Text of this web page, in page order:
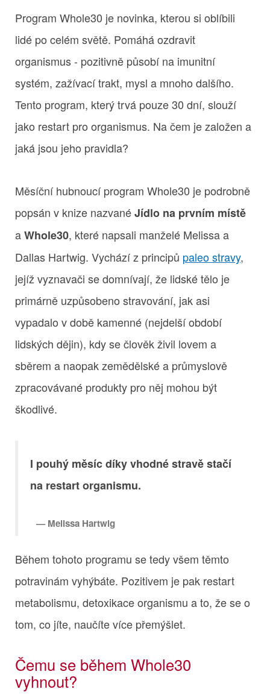
Program Whole30 je novinka, kterou si oblíbili
lidé po celém světě. Pomáhá ozdravit
organismus - pozitivně působí na imunitní
systém, zažívací trakt, mysl a mnoho dalšího.
Tento program, který trvá pouze 30 dní, slouží
jako restart pro organismus. Na čem je založen a
jaká jsou jeho pravidla?
Měsíční hubnoucí program Whole30 je podrobně
popsán v knize nazvanéJídlo na prvním místě
aWhole30, které napsali manželé Melissa a
Dallas Hartwig. Vychází z principů paleo stravy,
jejíž vyznavači se domnívají, že lidské tělo je
primárně uzpůsobeno stravování, jak asi
vypadalo v době kamenné (nejdelší období
lidských dějin), kdy se člověk živil lovem a
sběrem a naopak zemědělské a průmyslově
zpracovávané produkty pro něj mohou být
škodlivé.
I pouhý měsíc díky vhodné stravě stačí
na restart organismu.
Melissa Hartwig
Během tohoto programu se tedy všem těmto
potravinám vyhýbáte. Pozitivem je pak restart
metabolismu, detoxikace organismu a to, že se o
tom, co jíte, naučíte více přemýšlet.
Čemu se během Whole30
vyhnout?